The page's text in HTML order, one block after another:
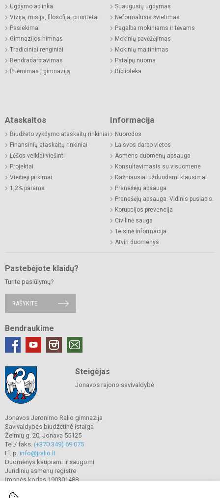
Ugdymo aplinka
Vizija, misija, filosofija, prioritetai
Pasiekimai
Gimnazijos himnas
Tradiciniai renginiai
Bendradarbiavimas
Priėmimas į gimnaziją
Suaugusių ugdymas
Neformalusis švietimas
Pagalba mokiniams ir tėvams
Mokinių pavėžėjimas
Mokinių maitinimas
Patalpų nuoma
Biblioteka
Ataskaitos
Biudžeto vykdymo ataskaitų rinkiniai
Finansinių ataskaitų rinkiniai
Lėšos veiklai viešinti
Projektai
Viešieji pirkimai
1,2% parama
Informacija
Nuorodos
Laisvos darbo vietos
Asmens duomenų apsauga
Konsultavimasis su visuomene
Dažniausiai užduodami klausimai
Pranešėjų apsauga
Pranešėjų apsauga. Vidinis puslapis.
Korupcijos prevencija
Civilinė sauga
Teisinė informacija
Atviri duomenys
Pastebėjote klaidų?
Turite pasiūlymų?
RAŠYKITE
Bendraukime
Steigėjas
Jonavos rajono savivaldybė
Jonavos Jeronimo Ralio gimnazija
Savivaldybės biudžetinė įstaiga
Žeimių g. 20, Jonava 55125
Tel./ faks. (+370 349) 69 075
El. p. info@jralio.lt
Duomenys kaupiami ir saugomi
Juridinių asmenų registre
Įmonės kodas 190301488